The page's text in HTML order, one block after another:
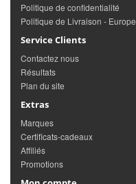
Politique de confidentialité
Politique de Livraison - Europe
Service Clients
Contactez nous
Résultats
Plan du site
Extras
Marques
Certificats-cadeaux
Affiliés
Promotions